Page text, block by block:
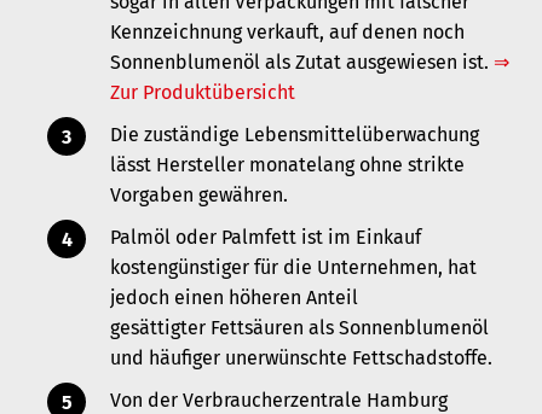
Kennzeichnung verkauft, auf denen noch
Sonnenblumenöl als Zutat ausgewiesen ist. ⇒
Zur Produktübersicht
Die zuständige Lebensmittelüberwachung
lässt Hersteller monatelang ohne strikte
Vorgaben gewähren.
Palmöl oder Palmfett ist im Einkauf
kostengünstiger für die Unternehmen, hat
jedoch einen höheren Anteil
gesättigter Fettsäuren als Sonnenblumenöl
und häufiger unerwünschte Fettschadstoffe.
Von der Verbraucherzentrale Hamburg